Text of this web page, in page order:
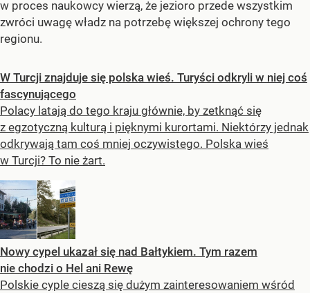
w proces naukowcy wierzą, że jezioro przede wszystkim
zwróci uwagę władz na potrzebę większej ochrony tego
regionu.
W Turcji znajduje się polska wieś. Turyści odkryli w niej coś
fascynującego
Polacy latają do tego kraju głównie, by zetknąć się
z egzotyczną kulturą i pięknymi kurortami. Niektórzy jednak
odkrywają tam coś mniej oczywistego. Polska wieś
w Turcji? To nie żart.
Nowy cypel ukazał się nad Bałtykiem. Tym razem
nie chodzi o Hel ani Rewę
Polskie cyple cieszą się dużym zainteresowaniem wśród